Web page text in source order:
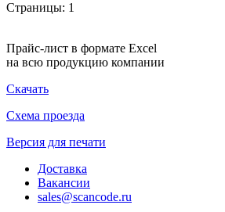
Страницы: 1
Прайс-лист в формате Excel
на всю продукцию компании
Скачать
Схема проезда
Версия для печати
Доставка
Вакансии
sales@scancode.ru